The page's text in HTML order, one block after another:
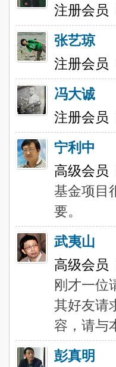
注册会员
张艺琼
注册会员
冯大诚
注册会员
宁利中
高级会员
基金项目
要。
武夷山
高级会员
刚才一位
其好友请
容，请与
彭真明